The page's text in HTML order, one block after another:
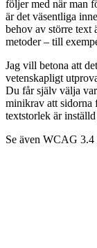
följer med när man
är det väsentliga
behov av större text
metoder – till
Jag vill betona att
vetenskapligt
Du får själv välja
minikrav att sidorna
textstorlek är inställd
Se även WCAG 3.4